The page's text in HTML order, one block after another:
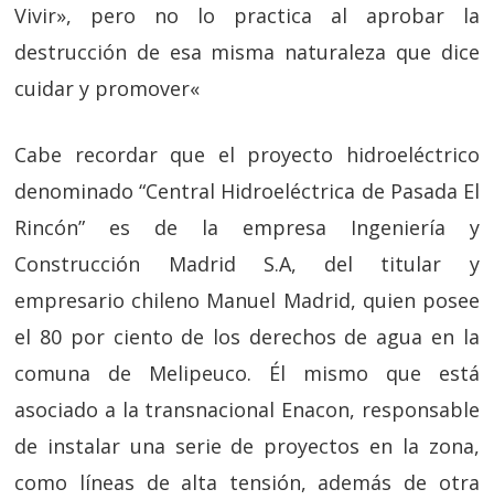
Vivir», pero no lo practica al aprobar la
destrucción de esa misma naturaleza que dice
cuidar y promover«
Cabe recordar que el proyecto hidroeléctrico
denominado “Central Hidroeléctrica de Pasada El
Rincón” es de la empresa Ingeniería y
Construcción Madrid S.A, del titular y
empresario chileno Manuel Madrid, quien posee
el 80 por ciento de los derechos de agua en la
comuna de Melipeuco. Él mismo que está
asociado a la transnacional Enacon, responsable
de instalar una serie de proyectos en la zona,
como líneas de alta tensión, además de otra